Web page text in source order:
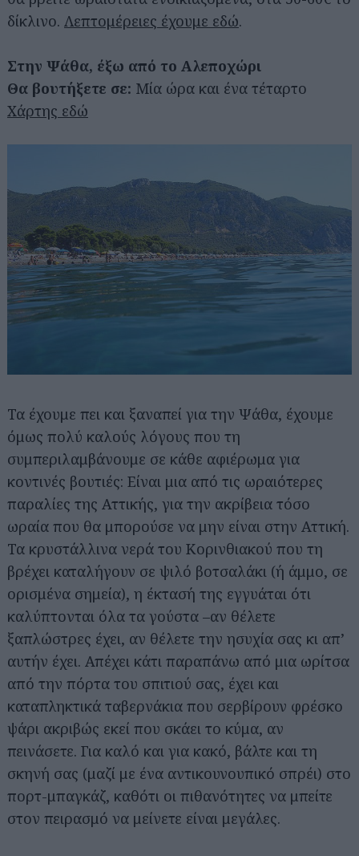
δίκλινο. Λεπτομέρειες έχουμε εδώ.
Στην Ψάθα, έξω από το Αλεποχώρι
Θα βουτήξετε σε: Μία ώρα και ένα τέταρτο
Χάρτης εδώ
Τα έχουμε πει και ξαναπεί για την Ψάθα, έχουμε
όμως πολύ καλούς λόγους που τη
συμπεριλαμβάνουμε σε κάθε αφιέρωμα για
κοντινές βουτιές: Είναι μια από τις ωραιότερες
παραλίες της Αττικής, για την ακρίβεια τόσο
ωραία που θα μπορούσε να μην είναι στην Αττική.
Τα κρυστάλλινα νερά του Κορινθιακού που τη
βρέχει καταλήγουν σε ψιλό βοτσαλάκι (ή άμμο, σε
ορισμένα σημεία), η έκτασή της εγγυάται ότι
καλύπτονται όλα τα γούστα –αν θέλετε
ξαπλώστρες έχει, αν θέλετε την ησυχία σας κι απ’
αυτήν έχει. Απέχει κάτι παραπάνω από μια ωρίτσα
από την πόρτα του σπιτιού σας, έχει και
καταπληκτικά ταβερνάκια που σερβίρουν φρέσκο
ψάρι ακριβώς εκεί που σκάει το κύμα, αν
πεινάσετε. Για καλό και για κακό, βάλτε και τη
σκηνή σας (μαζί με ένα αντικουνουπικό σπρέι) στο
πορτ-μπαγκάζ, καθότι οι πιθανότητες να μπείτε
στον πειρασμό να μείνετε είναι μεγάλες.